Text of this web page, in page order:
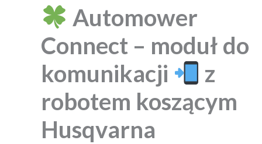
Automower
Connect – moduł do
komunikacji
z
robotem koszącym
Husqvarna